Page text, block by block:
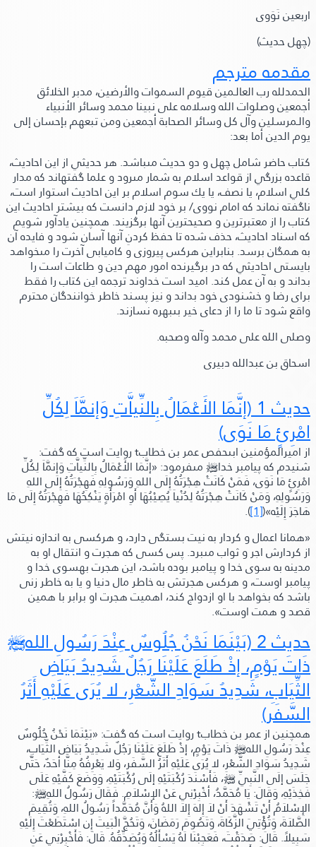
اربعین نَوَوی
(چهل حدیث)
مقدمه مترجم
الحمدلله رب العالـمين قيوم السموات والأرضين،مدبر الخلائق
أجمعين وصلوات الله وسلامه على نبينا محمد وسائر الأنبياء
والـمرسلين وآل كل وسائر الصحابة أجمعين ومن تبعهم بإحسان إلى
يوم الدين أما بعد:
كتاب حاضر شامل چهل و دو حديث مىباشد. هر حديثي از اين احاديث،
قاعده بزرگي از قواعد اسلام به شمار مىرود و علما گفتهاند كه مدار
كلي اسلام، يا نصف، يا يك سوم اسلام بر اين احاديث استوار است،
ناگفته نماند كه امام نووى/ بر خود لازم دانست كه بيشتر احاديث اين
كتاب را از معتبرترين و صحيحترين آنها برگزيند. همچنين يادآور شويم
كه اسناد احاديث، حذف شده تا حفظ كردنِ آنها آسان شود و فايده آن
به همگان برسد. بنابراين هركس پيروزی و كاميابی آخرت را مىخواهد
بايستى احاديثي كه در برگيرنده امور مهم دين و طاعات است را
بداند و به آن عمل كند. اميد است خداوند ترجمه اين كتاب را فقط
برای رضا و خشنودی خود بداند و نيز پسند خاطر خوانندگان محترم
واقع شود تا ما را از دعای خير بىبهره نسازند.
وصلى الله على محمد وآله وصحبه.
اسحاق بن عبدالله دبيرى
حديث 1 (إنَّمَا الأَعْمَالُ بِالنِّياَّتِ وَإنمَّاَ لِكُلِّ
امْرِئٍ مَا نَوَى)
از اميرالمؤمنين ابىحفص عمر بن خطابtروايت است كه گفت:
شنيدم كه پيامبر خداﷺ‬مىفرمود: «إنَّمَا الأَعْمَالُ بِالنِّياَّتِ وَإنمَّاَ لِكُلِّ
امْرِئٍ مَا نَوَى، فَمَنْ كَانَتْ هِجْرَتُهُ إِلَى اللهِ وَرَسُولِهِ فَهِجْرَتُهُ إِلَى اللهِ
وَرَسُولِهِ، وَمَنْ كَانَتْ هِجْرَتُهُ لِدُنْياَ يُصِيْبُهَا أَوِ امْرَأَةٍ يَنْكِحُهَا فَهِجْرَتُهُ إِلَى مَا
هَاجَرَ إِلَيْه»(
[1]
).
«همانا اعمال و كردار به نيت بستگى دارد، و هركسی به اندازه نيتش
از كردارش اجر و ثواب مىبرد. پس كسى كه هجرت و انتقال او به
مدينه به سوى خدا و پيامبر بوده باشد، اين هجرت بهسوى خدا و
پيامبر اوست، و هركس هجرتش به خاطر مال دنيا و يا به خاطر زنی
باشد كه بخواهد با او ازدواج كند، اهميت هجرت او برابر با همين
قصد و همت اوست».
حديث 2 (بَيْنَمَا نَحْنُ جُلُوسٌ عِنْدَ رَسُولِ الله ﷺ‬
ذَاتَ يَوْمٍ، إذْ طَلَعَ عَلَيْنَا رَجُلٌ شَدِيدُ بَيَاضِ
الثِّيَابِ، شَدِيدُ سَوَادِ الشَّعْرِ، لا يُرَى عَلَيْهِ أَثَرُ
السَّفَر)
همچنين از عمر بن خطابtروايت است كه گفت: «بَيْنَمَا نَحْنُ جُلُوسٌ
عِنْدَ رَسُولِ اللهﷺ‬ذَاتَ يَوْمٍ، إذْ طَلَعَ عَلَيْنَا رَجُلٌ شَدِيدُ بَيَاضِ الثِّيَابِ،
شَدِيدُ سَوَادِ الشَّعْرِ، لا يُرَى عَلَيْهِ أَثَرُ السَّفَرِ، وَلا يَعْرِفُهُ مِنَّا أحَدٌ، حَتَّى
جَلَسَ إلَى النَّبِيِّﷺ‬، فَأَسْنَدَ رُكْبَتَيْهِ إلَى رُكْبَتَيْهِ، وَوَضَعَ كَفَّيْهِ عَلَى
فَخِذَيْهِ،وَقَالَ:يَا مُحَمَّدُ، أخْبِرْنِي عَنْ الإسْلاَمِ. فَقَالَ رَسُولُ اللهِﷺ‬:
الإِسْلاَمُ أَنْ تَشْهَدَ أَنْ لاَ إِلهَ إِلاَ اللهُ وَأَنَّ مُحَمَّداً رَسُولُ اللهِ، وَتُقِيمَ
الصَّلاَةَ، وَتُؤْتِيَ الزَّكَاةَ، وَتَصُومَ رَمَضَانَ، وَتَحُجَّ الْبَيتَ إِن اسْتَطَعْتَ إِلَيْهِ
سَبِيلاً.قَالَ:صَدَقْتَ، فَعَجِبْنَا لَهُ يَسْأَلُهُ وَيُصَدِّقُهُ.قَالَ:فَأَخْبِرْنِي عَنِ